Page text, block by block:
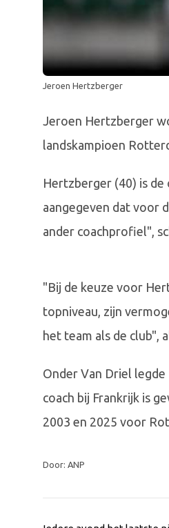
Jeroen Hertzberger
Jeroen Hertzberger
landskampioen
Hertzberger (40) is
aangegeven dat voor
ander coachprofiel",
"Bij de keuze voor
topniveau, zijn
het team als de club",
Onder Van Driel
coach bij Frankrijk is
2003 en 2025 voor
Door: ANP